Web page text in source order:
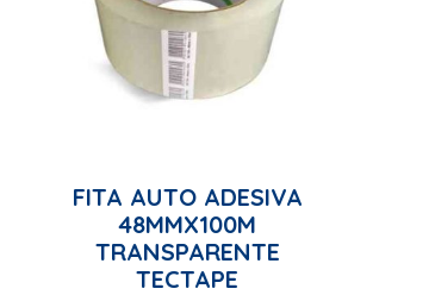
FITA AUTO ADESIVA
48MMX100M
TRANSPARENTE
TECTAPE